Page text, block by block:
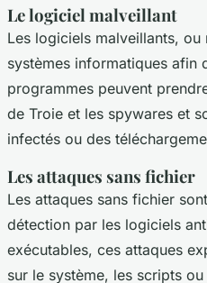
Le logiciel malveillant
Les logiciels malveillants,
systèmes informatiques afin
programmes peuvent
de Troie et les spywares et
infectés ou des
Les attaques sans fichier
Les attaques sans fichier
détection par les logiciels
exécutables, ces attaques
sur le système, les scripts